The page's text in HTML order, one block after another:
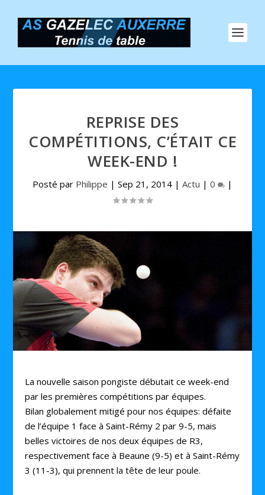
REPRISE DES
COMPÉTITIONS, C’ÉTAIT CE
WEEK-END !
Posté par Philippe | Sep 21, 2014 | Actu | 0 |
La nouvelle saison pongiste débutait ce week-end
par les premières compétitions par équipes.
Bilan globalement mitigé pour nos équipes: défaite
de l’équipe 1 face à Saint-Rémy 2 par 9-5, mais
belles victoires de nos deux équipes de R3,
respectivement face à Beaune (9-5) et à Saint-Rémy
3 (11-3), qui prennent la tête de leur poule.